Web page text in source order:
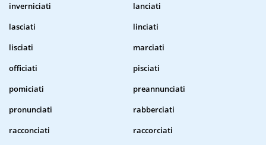
inverniciati
lanciati
lasciati
linciati
lisciati
marciati
officiati
pisciati
pomiciati
preannunciati
pronunciati
rabberciati
racconciati
raccorciati